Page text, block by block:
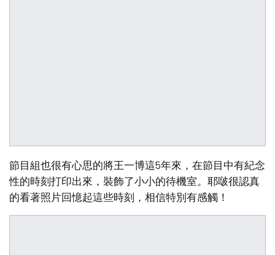
節目組也很有心思的將王一博這5年來，在節目中有紀念
性的時刻打印出來，裝飾了小小的待機室。耶啵很認真
的看著照片回憶起這些時刻，相信特別有感觸！